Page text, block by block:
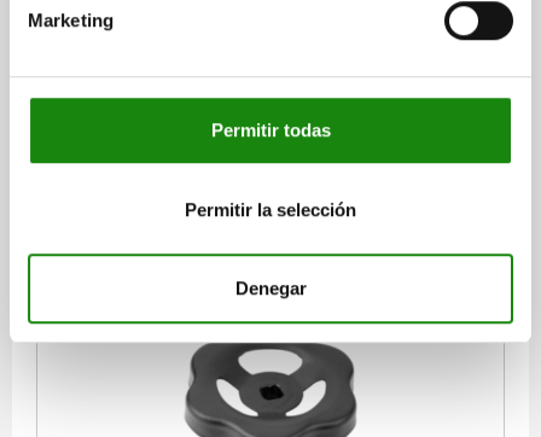
Marketing
Permitir todas
Permitir la selección
Denegar
V1=7,9 V2=8,15 NÚMERO DE RADIOS=3
06289-080080